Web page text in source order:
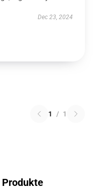
Dec 23, 2024
1 / 1